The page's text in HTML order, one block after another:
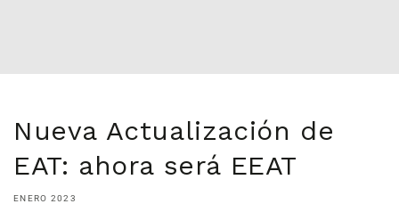
Nueva Actualización de
EAT: ahora será EEAT
ENERO 2023